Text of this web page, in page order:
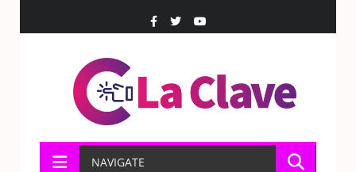
NAVIGATE